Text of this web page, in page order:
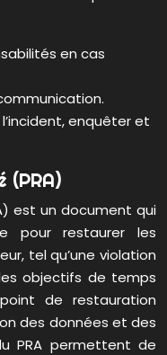
en cas
enquêter et
(PRA)
est un document qui
pour restaurer les
tel qu’une violation
objectifs de temps
de restauration
des données et des
PRA permettent de